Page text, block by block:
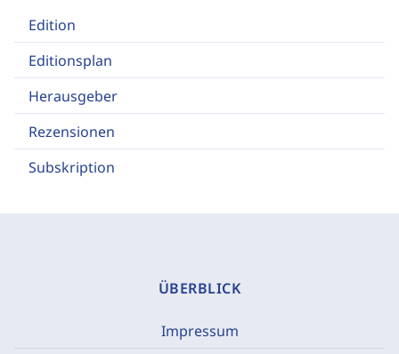
Edition
Editionsplan
Herausgeber
Rezensionen
Subskription
ÜBERBLICK
Impressum